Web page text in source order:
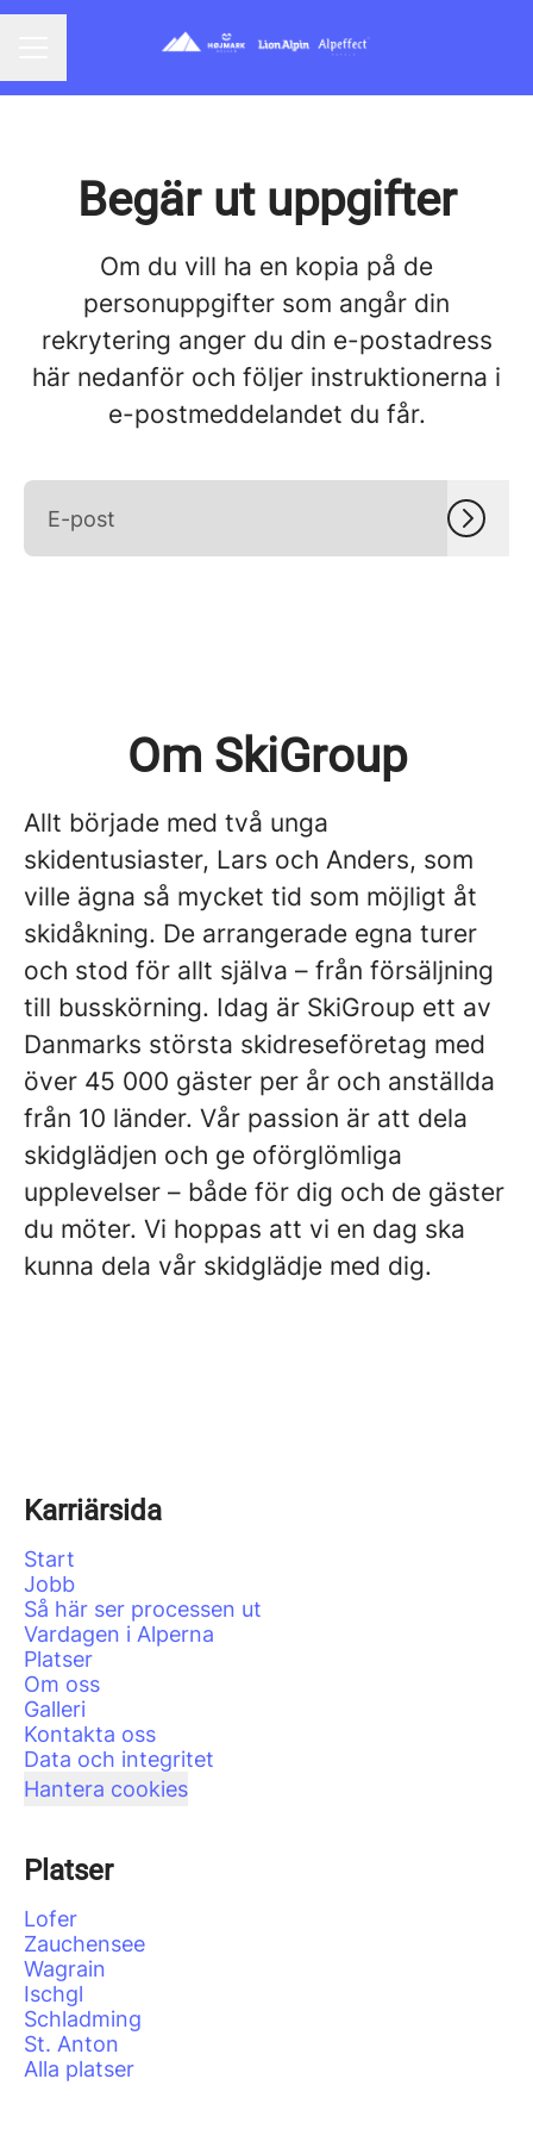
Begär ut uppgifter
Om du vill ha en kopia på de
personuppgifter som angår din
rekrytering anger du din e-postadress
här nedanför och följer instruktionerna i
e-postmeddelandet du får.
Om SkiGroup
Allt började med två unga
skidentusiaster, Lars och Anders, som
ville ägna så mycket tid som möjligt åt
skidåkning. De arrangerade egna turer
och stod för allt själva – från försäljning
till busskörning. Idag är SkiGroup ett av
Danmarks största skidreseföretag med
över 45 000 gäster per år och anställda
från 10 länder. Vår passion är att dela
skidglädjen och ge oförglömliga
upplevelser – både för dig och de gäster
du möter. Vi hoppas att vi en dag ska
kunna dela vår skidglädje med dig.
Karriärsida
Start
Jobb
Så här ser processen ut
Vardagen i Alperna
Platser
Om oss
Galleri
Kontakta oss
Data och integritet
Hantera cookies
Platser
Lofer
Zauchensee
Wagrain
Ischgl
Schladming
St. Anton
Alla platser